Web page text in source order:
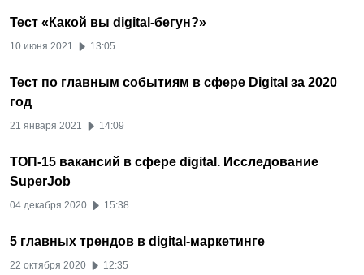
Тест «Какой вы digital-бегун?»
10 июня 2021 13:05
Тест по главным событиям в сфере Digital за 2020
год
21 января 2021 14:09
ТОП-15 вакансий в сфере digital. Исследование
SuperJob
04 декабря 2020 15:38
5 главных трендов в digital-маркетинге
22 октября 2020 12:35